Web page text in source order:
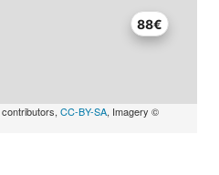
88€
contributors, CC-BY-SA, Imagery ©